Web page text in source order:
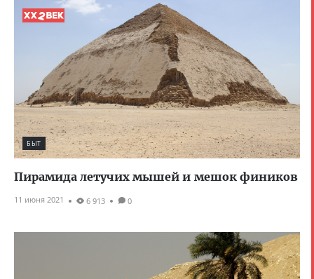
БЫТ
Пирамида летучих мышей и мешок фиников
11 июня 2021 6 913 0